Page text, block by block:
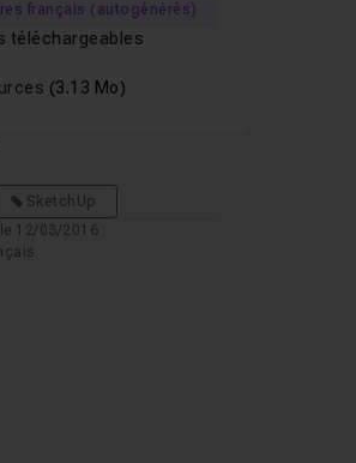
français (autogénérés)
téléchargeables
(3.13 Mo)
SketchUp
12/03/2016